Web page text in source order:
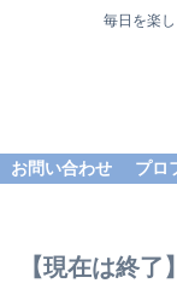
毎日を楽
お問い合わせ プロ
【現在は終